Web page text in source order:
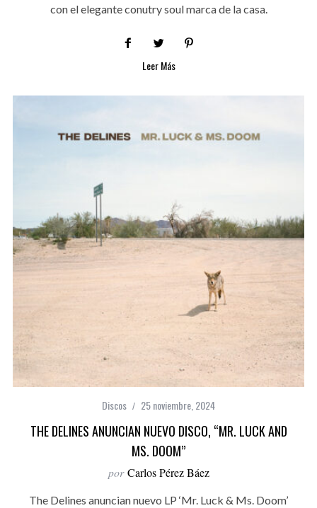
con el elegante conutry soul marca de la casa.
Leer Más
Discos 25 noviembre, 2024
THE DELINES ANUNCIAN NUEVO DISCO, “MR. LUCK AND
MS. DOOM”
por Carlos Pérez Báez
The Delines anuncian nuevo LP ‘Mr. Luck & Ms. Doom’